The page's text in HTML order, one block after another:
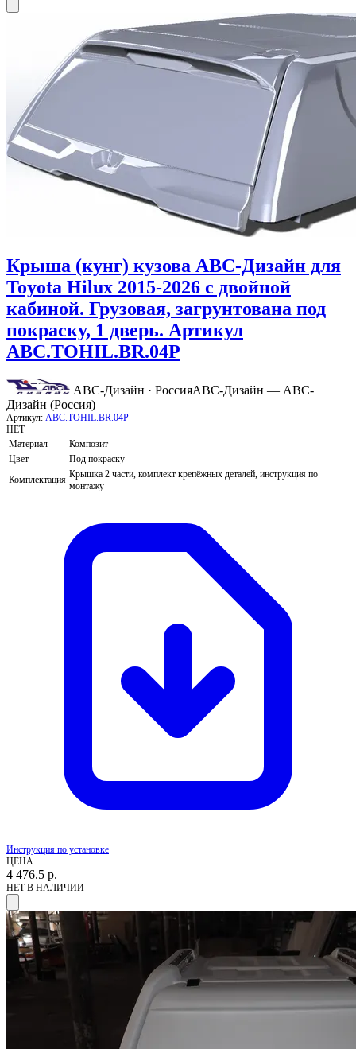
Крыша (кунг) кузова АВС-Дизайн для
Toyota Hilux 2015-2026 с двойной
кабиной. Грузовая, загрунтована под
покраску, 1 дверь. Артикул
ABC.TOHIL.BR.04P
АВС-Дизайн · РоссияАВС-Дизайн — АВС-
Дизайн (Россия)
Артикул: ABC.TOHIL.BR.04P
НЕТ
Материал
Композит
Цвет
Под покраску
Комплектация Крышка 2 части, комплект крепёжных деталей, инструкция по
монтажу
Инструкция по установке
ЦЕНА
4 476.5 р.
НЕТ В НАЛИЧИИ